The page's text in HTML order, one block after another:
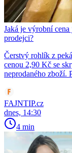
Jaká je výrobní
prodejci?
Čerstvý rohlík z
cenou 2,90 Kč se
neprodaného zboží.
FAJNTIP.cz
dnes, 14:30
4 min